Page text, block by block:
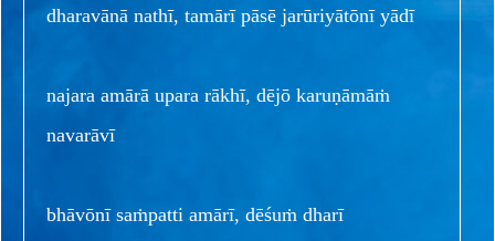
dharavānā nathī, tamārī pāsē jarūriyātōnī yādī
najara amārā upara rākhī, dējō karuṇāmāṁ
navarāvī
bhāvōnī saṁpatti amārī, dēśuṁ dharī